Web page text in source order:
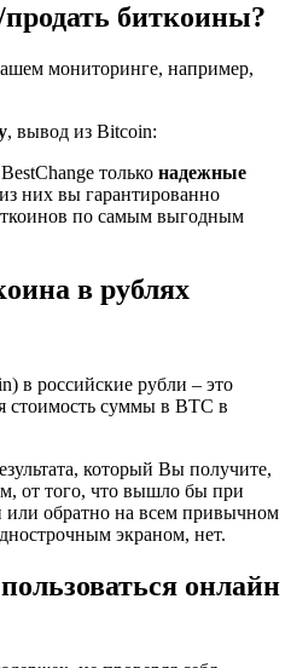
биткоины?
мониторинге, например,
, вывод из Bitcoin:
только надежные
них вы гарантированно
по самым выгодным
в рублях
в российские рубли – это
стоимость суммы в BTC в
который Вы получите,
от того, что вышло бы при
или обратно на всем привычном
экраном, нет.
онлайн